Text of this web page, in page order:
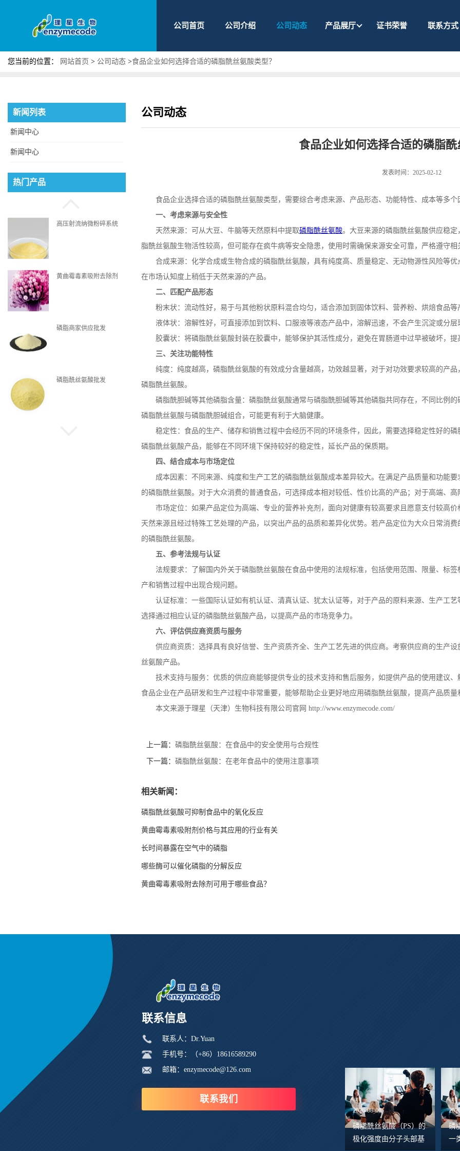
公司首页 公司介绍 公司动态 产品展厅 证书荣誉 联系方式
您当前的位置： 网站首页 > 公司动态 >食品企业如何选择合适的磷脂酰丝氨酸类型？
新闻列表
新闻中心
新闻中心
热门产品
磷脂酰丝氨酸
高压射流纳微粉碎系统
黄曲霉毒素吸附去除剂
磷脂商家供应批发
磷脂酰丝氨酸批发
公司动态
食品企业如何选择合适的磷脂酰
发表时间：2025-02-12
食品企业选择合适的磷脂酰丝氨酸类型，需要综合考虑来源、产品形态、功能特性、成本等多个
一、考虑来源与安全性
天然来源：可从大豆、牛脑等天然原料中提取磷脂酰丝氨酸。大豆来源的磷脂酰丝氨酸供应稳
脂酰丝氨酸生物活性较高，但可能存在疯牛病等安全隐患，使用时需确保来源安全可靠，严格遵守相
合成来源：化学合成或生物合成的磷脂酰丝氨酸，具有纯度高、质量稳定、无动物源性风险等
在市场认知度上稍低于天然来源的产品。
二、匹配产品形态
粉末状：流动性好，易于与其他粉状原料混合均匀，适合添加到固体饮料、营养粉、烘焙食品
液体状：溶解性好，可直接添加到饮料、口服液等液态产品中，溶解迅速，不会产生沉淀或分
胶囊状：将磷脂酰丝氨酸封装在胶囊中，能够保护其活性成分，避免在胃肠道中过早被破坏，
三、关注功能特性
纯度：纯度越高，磷脂酰丝氨酸的有效成分含量越高，功效越显著，对于对功效要求较高的产
磷脂酰丝氨酸。
磷脂酰胆碱等其他磷脂含量：磷脂酰丝氨酸通常与磷脂酰胆碱等其他磷脂共同存在，不同比例
磷脂酰丝氨酸与磷脂酰胆碱组合，可能更有利于大脑健康。
稳定性：食品的生产、储存和销售过程中会经历不同的环境条件，因此，需要选择稳定性好的
磷脂酰丝氨酸产品，能够在不同环境下保持较好的稳定性，延长产品的保质期。
四、结合成本与市场定位
成本因素：不同来源、纯度和生产工艺的磷脂酰丝氨酸成本差异较大。在满足产品质量和功能
的磷脂酰丝氨酸。对于大众消费的普通食品，可选择成本相对较低、性价比高的产品；对于高端、
市场定位：如果产品定位为高端、专业的营养补充剂，面向对健康有较高要求且愿意支付较高
天然来源且经过特殊工艺处理的产品，以突出产品的品质和差异化优势。若产品定位为大众日常消
的磷脂酰丝氨酸。
五、参考法规与认证
法规要求：了解国内外关于磷脂酰丝氨酸在食品中使用的法规标准，包括使用范围、限量、标
产和销售过程中出现合规问题。
认证标准：一些国际认证如有机认证、清真认证、犹太认证等，对于产品的原料来源、生产工
选择通过相应认证的磷脂酰丝氨酸产品，以提高产品的市场竞争力。
六、评估供应商资质与服务
供应商资质：选择具有良好信誉、生产资质齐全、生产工艺先进的供应商。考察供应商的生产
丝氨酸产品。
技术支持与服务：优质的供应商能够提供专业的技术支持和售后服务，如提供产品的使用建议
食品企业在产品研发和生产过程中非常重要，能够帮助企业更好地应用磷脂酰丝氨酸，提高产品质量
本文来源于理星（天津）生物科技有限公司官网 http://www.enzymecode.com/
上一篇： 磷脂酰丝氨酸：在食品中的安全使用与合规性
下一篇： 磷脂酰丝氨酸：在老年食品中的使用注意事项
相关新闻：
磷脂酰丝氨酸可抑制食品中的氧化反应
黄曲霉毒素吸附剂价格与其应用的行业有关
长时间暴露在空气中的磷脂
哪些酶可以催化磷脂的分解反应
黄曲霉毒素吸附去除剂可用于哪些食品？
2026-08-06
磷脂酰丝氨酸（PS）的
极化强度由分子头部基
磷
一
联系信息
联系人：Dr.Yuan
手机号：（+86）18616589290
邮箱：enzymecode@126.com
联系我们